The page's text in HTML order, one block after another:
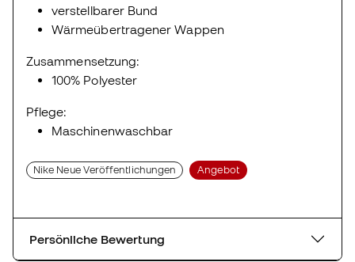
verstellbarer Bund
Wärmeübertragener Wappen
Zusammensetzung:
100% Polyester
Pflege:
Maschinenwaschbar
Nike Neue Veröffentlichungen Angebot
Persönliche Bewertung